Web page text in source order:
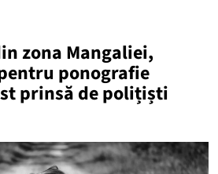
zona Mangaliei,
ponografie
prinsă de polițiști